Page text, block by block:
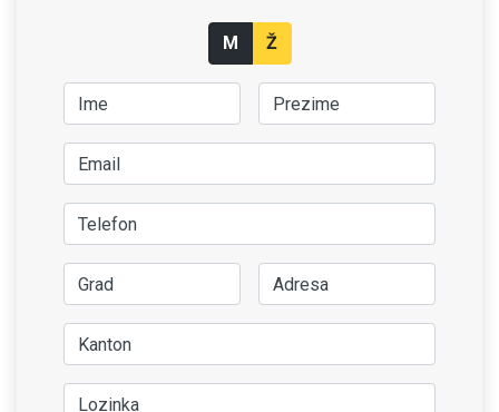
M Ž